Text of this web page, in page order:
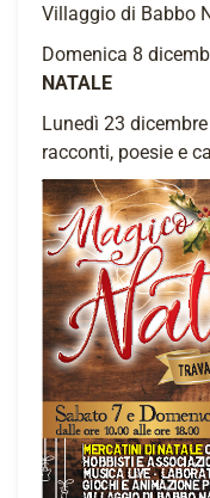
Villaggio di Babbo
Domenica 8
NATALE
Lunedì 23
racconti, poesie e